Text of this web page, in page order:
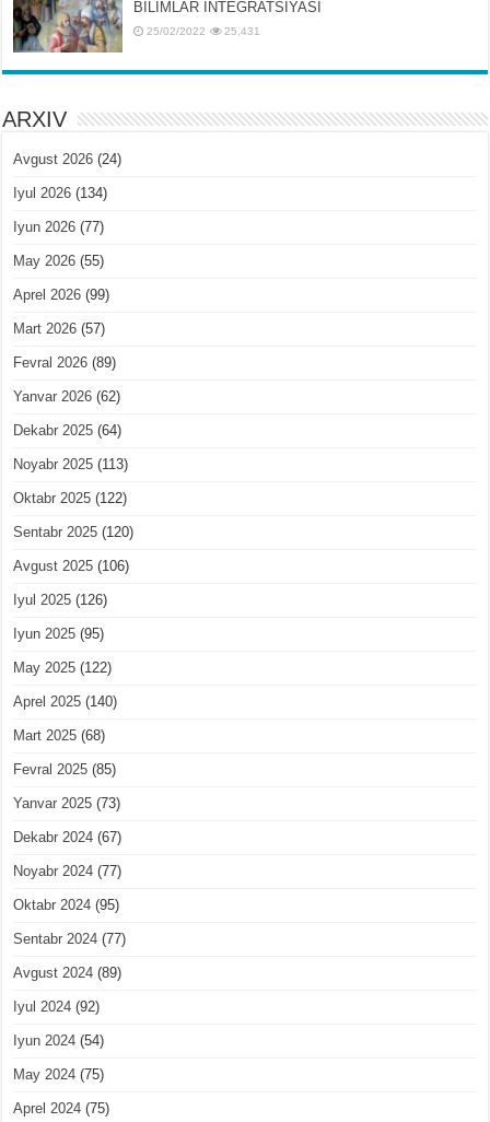
BILIMLAR INTЕGRATSIYASI
25/02/2022 25,431
ARXIV
Avgust 2026 (24)
Iyul 2026 (134)
Iyun 2026 (77)
May 2026 (55)
Aprel 2026 (99)
Mart 2026 (57)
Fevral 2026 (89)
Yanvar 2026 (62)
Dekabr 2025 (64)
Noyabr 2025 (113)
Oktabr 2025 (122)
Sentabr 2025 (120)
Avgust 2025 (106)
Iyul 2025 (126)
Iyun 2025 (95)
May 2025 (122)
Aprel 2025 (140)
Mart 2025 (68)
Fevral 2025 (85)
Yanvar 2025 (73)
Dekabr 2024 (67)
Noyabr 2024 (77)
Oktabr 2024 (95)
Sentabr 2024 (77)
Avgust 2024 (89)
Iyul 2024 (92)
Iyun 2024 (54)
May 2024 (75)
Aprel 2024 (75)